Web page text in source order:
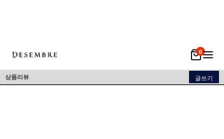
0
상품리뷰 글쓰기